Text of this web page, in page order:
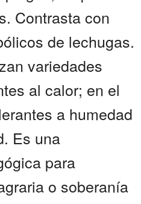
Contrasta con
de lechugas.
variedades
al calor; en el
a humedad
Es una
para
o soberanía